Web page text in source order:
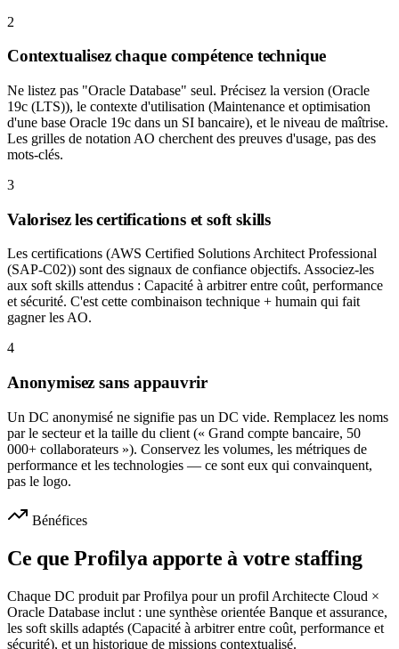
2
Contextualisez chaque compétence technique
Ne listez pas "Oracle Database" seul. Précisez la version (Oracle
19c (LTS)), le contexte d'utilisation (Maintenance et optimisation
d'une base Oracle 19c dans un SI bancaire), et le niveau de maîtrise.
Les grilles de notation AO cherchent des preuves d'usage, pas des
mots-clés.
3
Valorisez les certifications et soft skills
Les certifications (AWS Certified Solutions Architect Professional
(SAP-C02)) sont des signaux de confiance objectifs. Associez-les
aux soft skills attendus : Capacité à arbitrer entre coût, performance
et sécurité. C'est cette combinaison technique + humain qui fait
gagner les AO.
4
Anonymisez sans appauvrir
Un DC anonymisé ne signifie pas un DC vide. Remplacez les noms
par le secteur et la taille du client (« Grand compte bancaire, 50
000+ collaborateurs »). Conservez les volumes, les métriques de
performance et les technologies — ce sont eux qui convainquent,
pas le logo.
Bénéfices
Ce que Profilya apporte à votre staffing
Chaque DC produit par Profilya pour un profil Architecte Cloud ×
Oracle Database inclut : une synthèse orientée Banque et assurance,
les soft skills adaptés (Capacité à arbitrer entre coût, performance et
sécurité), et un historique de missions contextualisé.